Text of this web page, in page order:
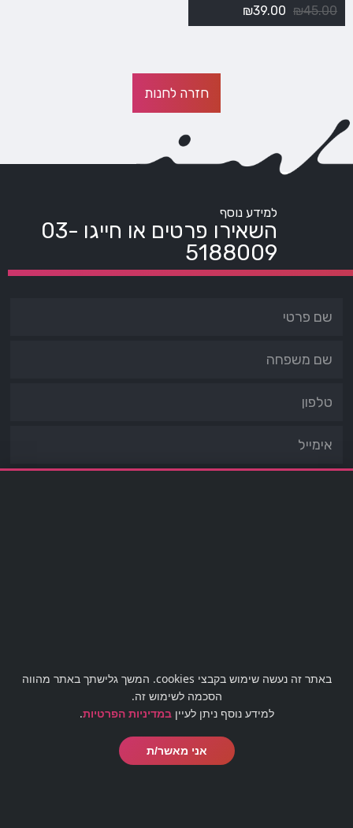
₪45.00
₪39.00
חזרה לחנות
למידע נוסף
השאירו פרטים או חייגו 03-
5188009
03-5188009
office@barmaster.co.il
באתר זה נעשה שימוש בקבצי cookies. המשך גלישתך באתר מהווה
הסכמה לשימוש זה.
למידע נוסף ניתן לעייןבמדיניות הפרטיות.
אני מאשר/ת